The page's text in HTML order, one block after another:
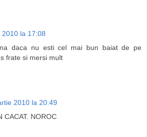
2010 la 17:08
daca nu esti cel mai bun baiat de pe
frate si mersi mult
2010 la 20:49
CACAT. NOROC